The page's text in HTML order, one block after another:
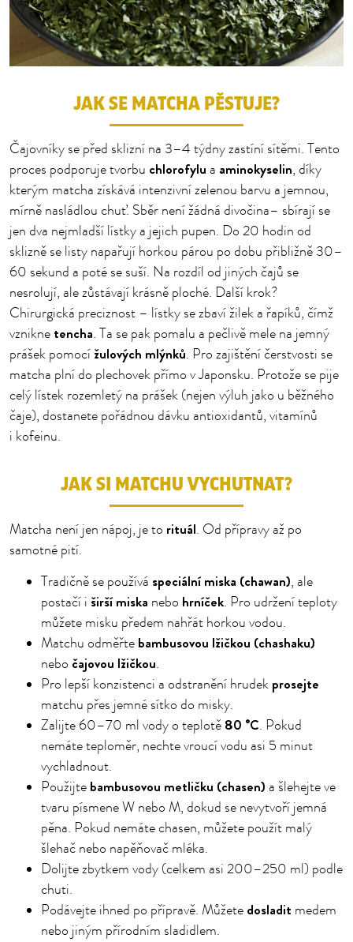
JAK SE MATCHA PĚSTUJE?
Čajovníky se před sklizní na 3–4 týdny zastíní sítěmi. Tento
proces podporuje tvorbu chlorofylu a aminokyselin, díky
kterým matcha získává intenzivní zelenou barvu a jemnou,
mírně nasládlou chuť. Sběr není žádná divočina– sbírají se
jen dva nejmladší lístky a jejich pupen. Do 20 hodin od
sklizně se listy napařují horkou párou po dobu přibližně 30–
60 sekund a poté se suší. Na rozdíl od jiných čajů se
nesrolují, ale zůstávají krásně ploché. Další krok?
Chirurgická preciznost – lístky se zbaví žilek a řapíků, čímž
vznikne tencha. Ta se pak pomalu a pečlivě mele na jemný
prášek pomocí žulových mlýnků. Pro zajištění čerstvosti se
matcha plní do plechovek přímo v Japonsku. Protože se pije
celý lístek rozemletý na prášek (nejen výluh jako u běžného
čaje), dostanete pořádnou dávku antioxidantů, vitamínů
i kofeinu.
JAK SI MATCHU VYCHUTNAT?
Matcha není jen nápoj, je to rituál. Od přípravy až po
samotné pití.
Tradičně se používá speciální miska (chawan), ale
postačí i širší miska nebo hrníček. Pro udržení teploty
můžete misku předem nahřát horkou vodou.
Matchu odměřte bambusovou lžičkou (chashaku)
nebo čajovou lžičkou.
Pro lepší konzistenci a odstranění hrudek prosejte
matchu přes jemné sítko do misky.
Zalijte 60–70 ml vody o teplotě 80 °C. Pokud
nemáte teploměr, nechte vroucí vodu asi 5 minut
vychladnout.
Použijte bambusovou metličku (chasen) a šlehejte ve
tvaru písmene W nebo M, dokud se nevytvoří jemná
pěna. Pokud nemáte chasen, můžete použít malý
šlehač nebo napěňovač mléka.
Dolijte zbytkem vody (celkem asi 200–250 ml) podle
chuti.
Podávejte ihned po přípravě. Můžete dosladit medem
nebo jiným přírodním sladidlem.